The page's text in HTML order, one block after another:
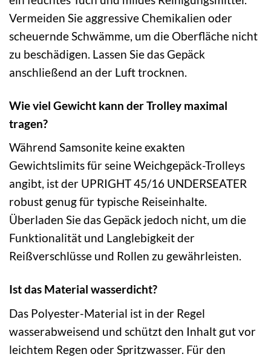
Vermeiden Sie aggressive Chemikalien oder
scheuernde Schwämme, um die Oberfläche nicht
zu beschädigen. Lassen Sie das Gepäck
anschließend an der Luft trocknen.
Wie viel Gewicht kann der Trolley maximal
tragen?
Während Samsonite keine exakten
Gewichtslimits für seine Weichgepäck-Trolleys
angibt, ist der UPRIGHT 45/16 UNDERSEATER
robust genug für typische Reiseinhalte.
Überladen Sie das Gepäck jedoch nicht, um die
Funktionalität und Langlebigkeit der
Reißverschlüsse und Rollen zu gewährleisten.
Ist das Material wasserdicht?
Das Polyester-Material ist in der Regel
wasserabweisend und schützt den Inhalt gut vor
leichtem Regen oder Spritzwasser. Für den